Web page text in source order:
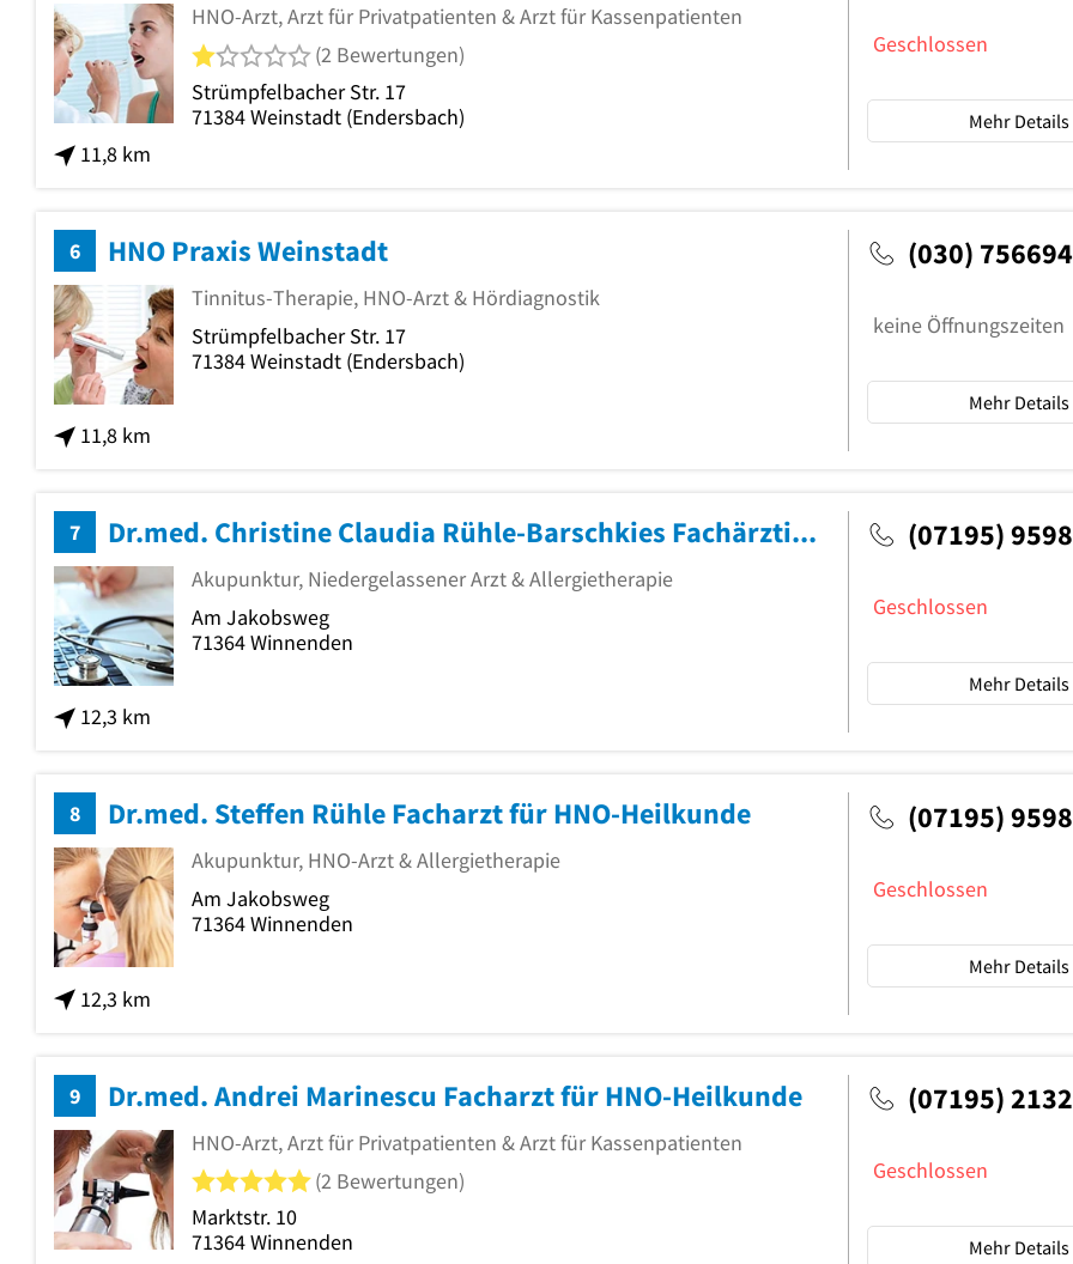
11,8 km
HNO-Arzt, Arzt für Privatpatienten & Arzt für Kassenpatienten
1 von 5 Sternen
(2 Bewertungen)
Strümpfelbacher Str. 17
71384Weinstadt (Endersbach)
Geschlossen
Mehr Details
6 HNO Praxis Weinstadt
11,8 km
Tinnitus-Therapie, HNO-Arzt & Hördiagnostik
Strümpfelbacher Str. 17
71384Weinstadt (Endersbach)
(030)
keine Öffnungszeiten
Mehr Details
7 Dr.med. Christine Claudia Rühle-Barschkies Fachärztin für HNO-Heilkunde
12,3 km
Akupunktur, Niedergelassener Arzt & Allergietherapie
Am Jakobsweg
71364Winnenden
(07195)
Geschlossen
Mehr Details
8 Dr.med. Steffen Rühle Facharzt für HNO-Heilkunde
12,3 km
Akupunktur, HNO-Arzt & Allergietherapie
Am Jakobsweg
71364Winnenden
(07195)
Geschlossen
Mehr Details
9 Dr.med. Andrei Marinescu Facharzt für HNO-Heilkunde
HNO-Arzt, Arzt für Privatpatienten & Arzt für Kassenpatienten
5 von 5 Sternen
(2 Bewertungen)
Marktstr. 10
71364Winnenden
(07195) 2132
Geschlossen
Mehr Details